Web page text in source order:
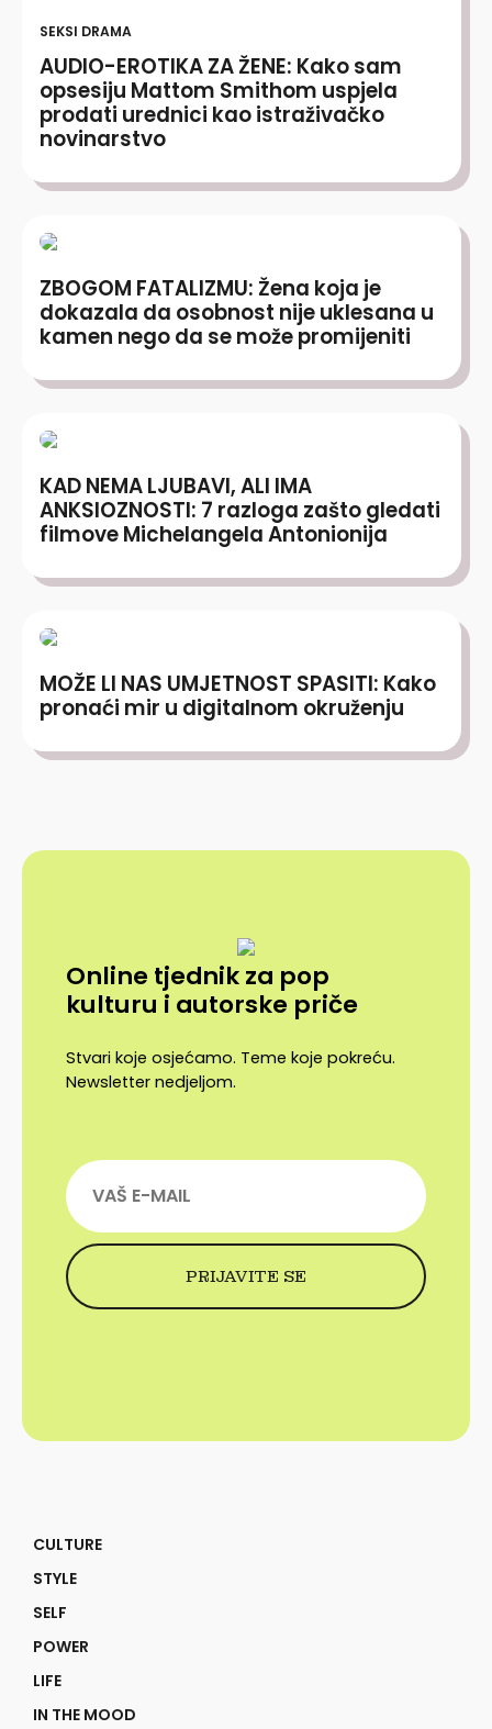
SEKSI DRAMA
AUDIO-EROTIKA ZA ŽENE: Kako sam
opsesiju Mattom Smithom uspjela
prodati urednici kao istraživačko
novinarstvo
ZBOGOM FATALIZMU: Žena koja je
dokazala da osobnost nije uklesana u
kamen nego da se može promijeniti
KAD NEMA LJUBAVI, ALI IMA
ANKSIOZNOSTI: 7 razloga zašto gledati
filmove Michelangela Antonionija
MOŽE LI NAS UMJETNOST SPASITI: Kako
pronaći mir u digitalnom okruženju
Online tjednik za pop
kulturu i autorske priče
Stvari koje osjećamo. Teme koje pokreću.
Newsletter nedjeljom.
CULTURE
STYLE
SELF
POWER
LIFE
IN THE MOOD